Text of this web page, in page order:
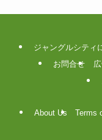
ジャングルシティ
お問合せ
About Us Terms